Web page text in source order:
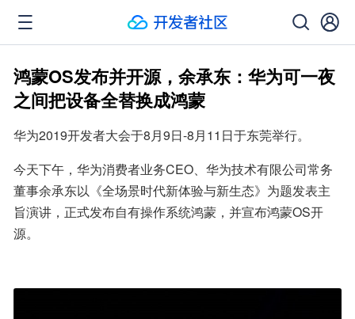
鸿蒙OS发布并开源，余承东：华为可一夜
之间把设备全替换成鸿蒙
华为2019开发者大会于8月9日-8月11日于东莞举行。
今天下午，华为消费者业务CEO、华为技术有限公司常务
董事余承东以《全场景时代新体验与新生态》为题发表主
旨演讲，正式发布自有操作系统鸿蒙，并宣布鸿蒙OS开
源。